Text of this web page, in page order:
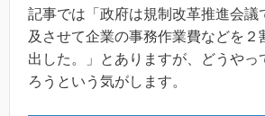
記事では「政府は規制改革推進会議
及させて企業の事務作業費などを２
出した。」とありますが、どうやっ
ろうという気がします。